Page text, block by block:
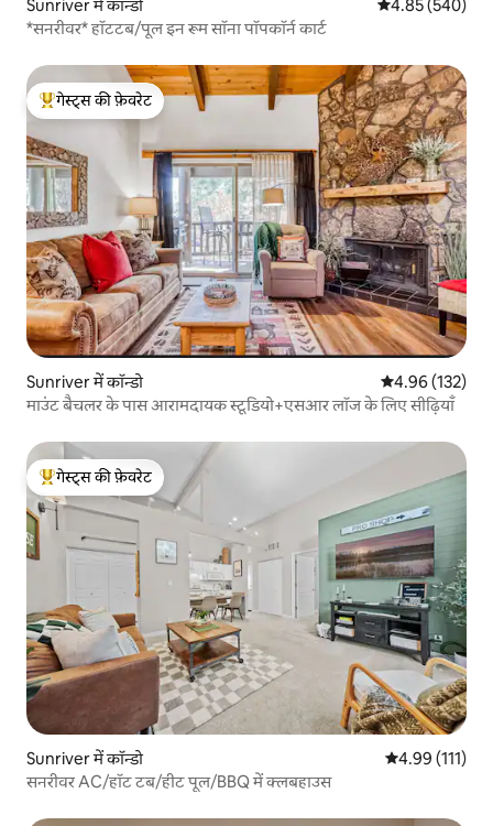
Sunriver में कॉन्डो औसत रेटिंग 5 में से
4.85 (540)
*सनरीवर* हॉटटब/पूल इन रूम सॉना पॉपकॉर्न कार्ट
गेस्ट्स का टॉप फ़ेवरेट
गेस्ट्स की फ़ेवरेट
Sunriver में कॉन्डो औसत रेटिंग 5 में से
4.96 (132)
माउंट बैचलर के पास आरामदायक स्टूडियो+एसआर लॉज के लिए सीढ़ियाँ
गेस्ट्स का टॉप फ़ेवरेट
गेस्ट्स की फ़ेवरेट
Sunriver में कॉन्डो औसत रेटिंग 5 में से
4.99 (111)
सनरीवर AC/हॉट टब/हीट पूल/BBQ में क्लबहाउस